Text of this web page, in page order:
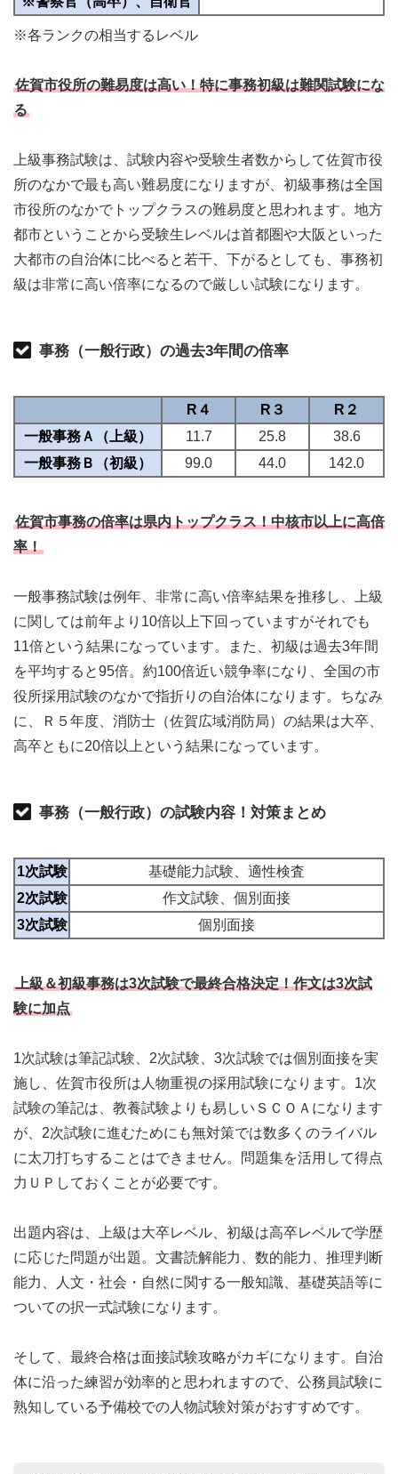
※各ランクの相当するレベル
佐賀市役所の難易度は高い！特に事務初級は難関試験にな
る
上級事務試験は、試験内容や受験生者数からして佐賀市役
所のなかで最も高い難易度になりますが、初級事務は全国
市役所のなかでトップクラスの難易度と思われます。地方
都市ということから受験生レベルは首都圏や大阪といった
大都市の自治体に比べると若干、下がるとしても、事務初
級は非常に高い倍率になるので厳しい試験になります。
事務（一般行政）の過去3年間の倍率
R４ R３
R２
一般事務Ａ（上級）
11.7 25.8
38.6
一般事務Ｂ（初級）
99.0 44.0 142.0
佐賀市事務の倍率は県内トップクラス！中核市以上に高倍
率！
一般事務試験は例年、非常に高い倍率結果を推移し、上級
に関しては前年より10倍以上下回っていますがそれでも
11倍という結果になっています。また、初級は過去3年間
を平均すると95倍。約100倍近い競争率になり、全国の市
役所採用試験のなかで指折りの自治体になります。ちなみ
に、Ｒ５年度、消防士（佐賀広域消防局）の結果は大卒、
高卒ともに20倍以上という結果になっています。
事務（一般行政）の試験内容！対策まとめ
1次試験
基礎能力試験、適性検査
2次試験
作文試験、個別面接
3次試験
個別面接
上級＆初級事務は3次試験で最終合格決定！作文は3次試
験に加点
1次試験は筆記試験、2次試験、3次試験では個別面接を実
施し、佐賀市役所は人物重視の採用試験になります。1次
試験の筆記は、教養試験よりも易しいＳＣＯＡになります
が、2次試験に進むためにも無対策では数多くのライバル
に太刀打ちすることはできません。問題集を活用して得点
力ＵＰしておくことが必要です。
出題内容は、上級は大卒レベル、初級は高卒レベルで学歴
に応じた問題が出題。文書読解能力、数的能力、推理判断
能力、人文・社会・自然に関する一般知識、基礎英語等に
ついての択一式試験になります。
そして、最終合格は面接試験攻略がカギになります。自治
体に沿った練習が効率的と思われますので、公務員試験に
熟知している予備校での人物試験対策がおすすめです。